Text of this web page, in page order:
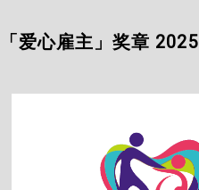
「爱心雇主」奖章 2025